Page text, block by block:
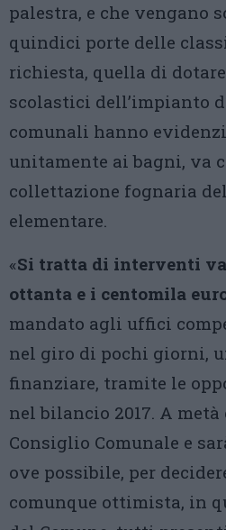
palestra, e che vengano
quindici porte delle
richiesta, quella di
scolastici dell’impianto
comunali hanno
unitamente ai bagni, va
collettazione fognaria
elementare.
«Si tratta di interventi
ottanta e i centomila
mandato agli uffici
nel giro di pochi giorni,
finanziare, tramite le
nel bilancio 2017. A
Consiglio Comunale e
ove possibile, per
comunque ottimista, in